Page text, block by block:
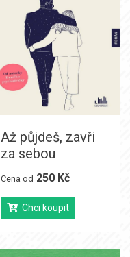
Až půjdeš, zavři
za sebou
Cena od 250 Kč
Chci koupit